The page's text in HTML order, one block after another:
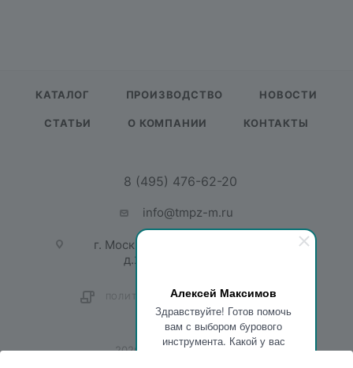
Алексей Максимов
Здравствуйте! Готов помочь
вам с выбором бурового
инструмента. Какой у вас
КАТАЛОГ ПРОИЗВОДСТВО НОВОСТИ
СТАТЬИ О КОМПАНИИ КОНТАКТЫ
8 (495) 476-62-20
info@tmpz-m.ru
г. Москва, ул. Садовая-Спасская,
д.21/1, пом. 1, офис 201
ПОЛИТИКА КОНФИДЕНЦИАЛЬНОСТИ
2026 © ТМПЗ Механика